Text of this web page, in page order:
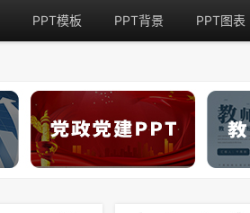
PPT模板 PPT背景 PPT图表